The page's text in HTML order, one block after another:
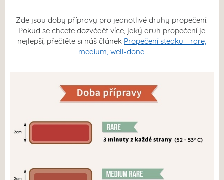
Zde jsou doby přípravy pro jednotlivé druhy propečení.
Pokud se chcete dozvědět více, jaký druh propečení je
nejlepší, přečtěte si náš článek Propečení steaku - rare,
medium, well-done.